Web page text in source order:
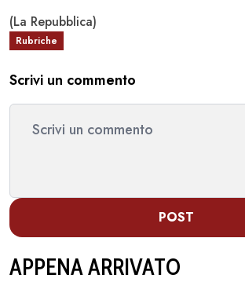
(La Repubblica)
Rubriche
Scrivi un commento
POST
APPENA ARRIVATO